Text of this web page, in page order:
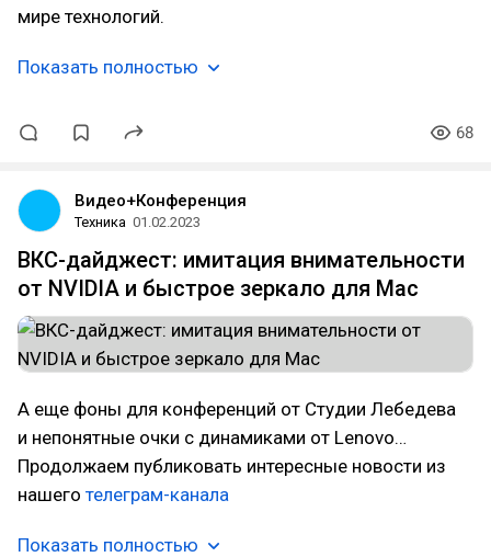
мире технологий.
Показать полностью
68
Видео+Конференция
Техника 01.02.2023
ВКС-дайджест: имитация внимательности
от NVIDIA и быстрое зеркало для Mac
А еще фоны для конференций от Студии Лебедева
и непонятные очки с динамиками от Lenovo…
Продолжаем публиковать интересные новости из
нашего телеграм-канала
Показать полностью